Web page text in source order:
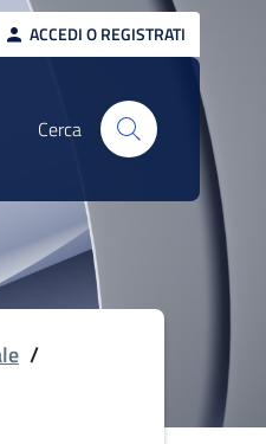
ACCEDI O REGISTRATI
Cerca
/